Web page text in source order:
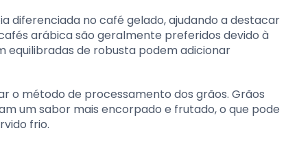
diferenciada no café gelado, ajudando a destacar
arábica são geralmente preferidos devido à
equilibradas de robusta podem adicionar
o método de processamento dos grãos. Grãos
um sabor mais encorpado e frutado, o que pode
frio.